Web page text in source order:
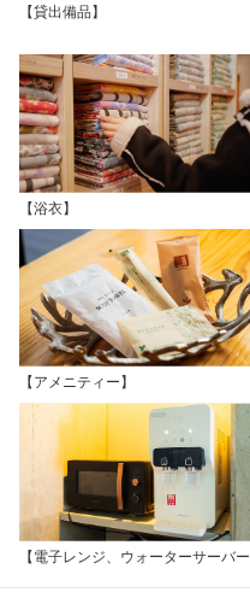
【貸出備品】
【浴衣】
【アメニティー】
【電子レンジ、ウォーターサーバー